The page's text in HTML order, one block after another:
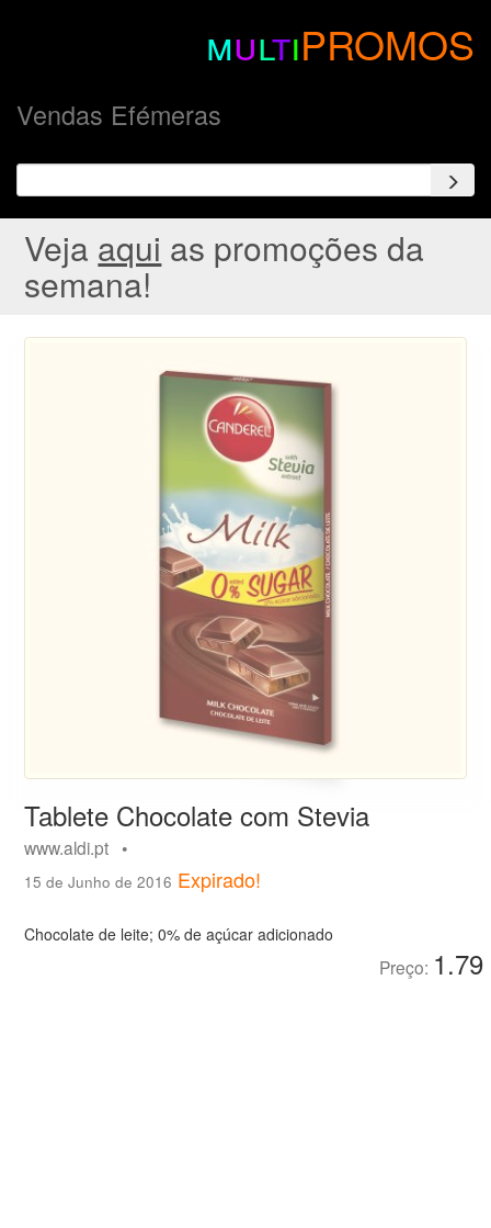
multiPROMOS
Vendas Efémeras
Veja aqui as promoções da
semana!
Tablete Chocolate com Stevia
www.aldi.pt •
15 de Junho de 2016 Expirado!
Chocolate de leite; 0% de açúcar adicionado
Preço: 1.79